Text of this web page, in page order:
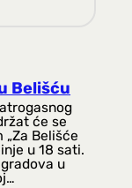
Belišću
će se
Belišće
u 18 sati.
u